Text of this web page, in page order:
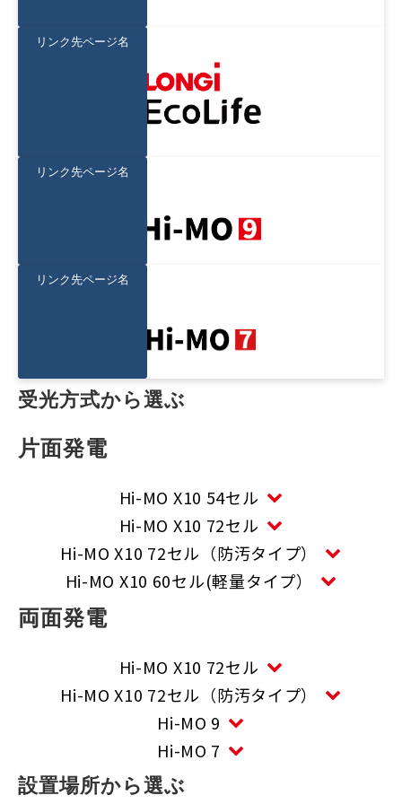
リンク先ページ名
リンク先ページ名
リンク先ページ名
受光方式から選ぶ
片面発電
Hi-MO X10 54セル
Hi-MO X10 72セル
Hi-MO X10 72セル（防汚タイプ）
Hi-MO X10 60セル(軽量タイプ）
両面発電
Hi-MO X10 72セル
Hi-MO X10 72セル（防汚タイプ）
Hi-MO 9
Hi-MO 7
設置場所から選ぶ